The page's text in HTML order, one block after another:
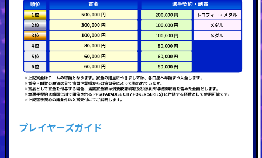
プレイヤーズガイド